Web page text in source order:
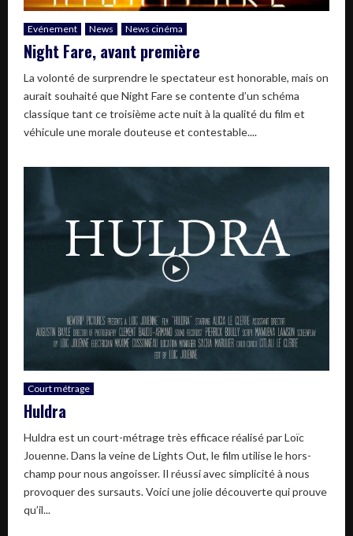
Evénement News News cinéma
Night Fare, avant première
La volonté de surprendre le spectateur est honorable, mais on
aurait souhaité que Night Fare se contente d’un schéma
classique tant ce troisième acte nuit à la qualité du film et
véhicule une morale douteuse et contestable....
Court métrage
Huldra
Huldra est un court-métrage très efficace réalisé par Loïc
Jouenne. Dans la veine de Lights Out, le film utilise le hors-
champ pour nous angoisser. Il réussi avec simplicité à nous
provoquer des sursauts. Voici une jolie découverte qui prouve
qu’il...